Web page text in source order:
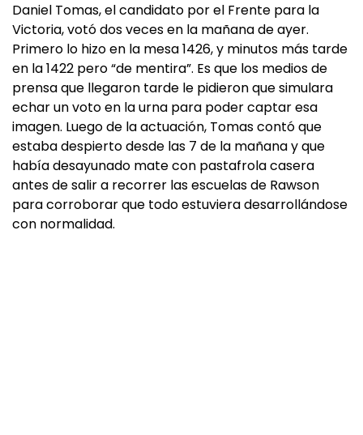
Daniel Tomas, el candidato por el Frente para la
Victoria, votó dos veces en la mañana de ayer.
Primero lo hizo en la mesa 1426, y minutos más tarde
en la 1422 pero “de mentira”. Es que los medios de
prensa que llegaron tarde le pidieron que simulara
echar un voto en la urna para poder captar esa
imagen. Luego de la actuación, Tomas contó que
estaba despierto desde las 7 de la mañana y que
había desayunado mate con pastafrola casera
antes de salir a recorrer las escuelas de Rawson
para corroborar que todo estuviera desarrollándose
con normalidad.